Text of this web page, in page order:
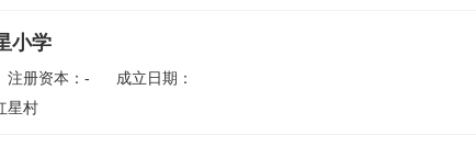
小学
注册资本：-
成立日期：
星村